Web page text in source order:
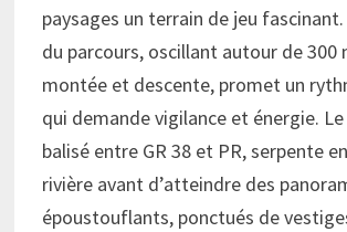
paysages un terrain de jeu
du parcours, oscillant autour de 300
montée et descente, promet un
qui demande vigilance et énergie.
balisé entre GR 38 et PR, serpente
rivière avant d’atteindre des
époustouflants, ponctués de